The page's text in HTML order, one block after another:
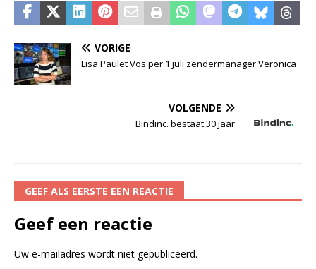
VORIGE
Lisa Paulet Vos per 1 juli zendermanager Veronica
VOLGENDE
Bindinc. bestaat 30 jaar
GEEF ALS EERSTE EEN REACTIE
Geef een reactie
Uw e-mailadres wordt niet gepubliceerd.